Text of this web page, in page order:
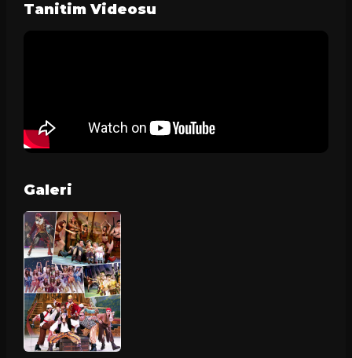
Tanitim Videosu
Galeri